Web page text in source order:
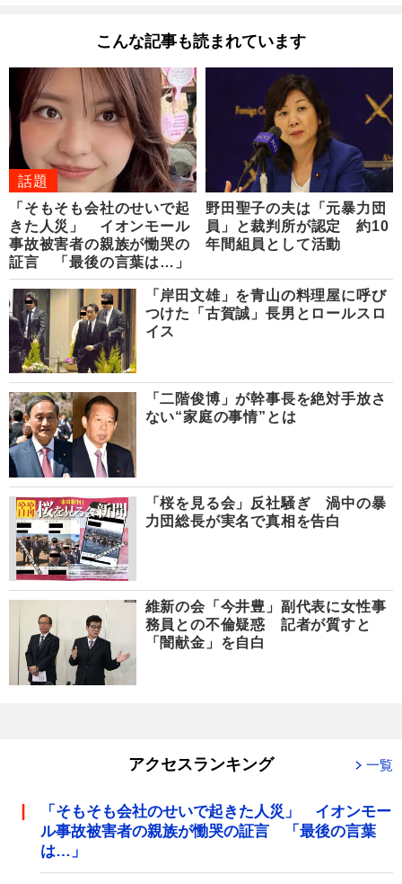
こんな記事も読まれています
話題
「そもそも会社のせいで起
きた人災」 イオンモール
事故被害者の親族が慟哭の
証言 「最後の言葉は…」
野田聖子の夫は「元暴力団
員」と裁判所が認定 約10
年間組員として活動
「岸田文雄」を青山の料理屋に呼び
つけた「古賀誠」長男とロールスロ
イス
「二階俊博」が幹事長を絶対手放さ
ない“家庭の事情”とは
「桜を見る会」反社騒ぎ 渦中の暴
力団総長が実名で真相を告白
維新の会「今井豊」副代表に女性事
務員との不倫疑惑 記者が質すと
「闇献金」を自白
アクセスランキング 一覧
「そもそも会社のせいで起きた人災」 イオンモー
ル事故被害者の親族が慟哭の証言 「最後の言葉
は…」